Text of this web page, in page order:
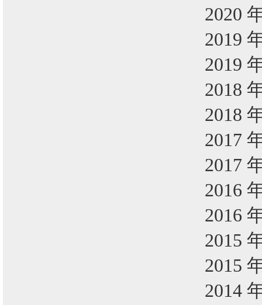
2020
2019
2019
2018
2018
2017
2017
2016
2016
2015
2015
2014